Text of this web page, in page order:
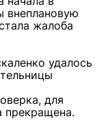
внеплановую
жалоба
удалось
для
прекращена.